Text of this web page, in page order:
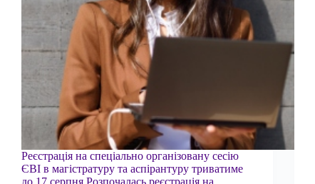
Реєстрація на спеціально організовану сесію
ЄВІ в магістратуру та аспірантуру триватиме
до 17 серпня Розпочалась реєстрація на